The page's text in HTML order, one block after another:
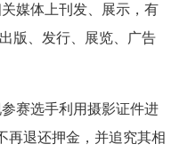
媒体上刊发、展示，有
版、发行、展览、广告
赛选手利用摄影证件进
再退还押金，并追究其相